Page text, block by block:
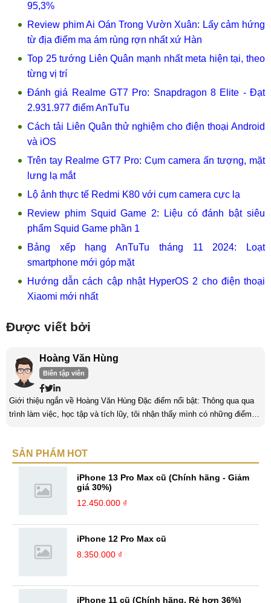
95,3%
Review phim Ai Oán Trong Vườn Xuân: Lấy cảm hứng
từ địa điểm ma ám rùng rợn nhất xứ Hàn
Top 25 tướng Liên Quân mạnh nhất meta hiện tại, theo
từng vị trí
Đánh giá Realme GT7 Pro: Snapdragon 8 Elite - Đạt
2.931.977 điểm AnTuTu
Cách tải Liên Quân thử nghiệm cho điện thoại Android
và iOS
Trên tay Realme GT7 Pro: Cụm camera ấn tượng, mặt
lưng lạ mắt
Lộ ảnh thực tế Redmi K80 với cụm camera cực lạ
Review phim Squid Game 2: Liệu có đánh bật siêu
phẩm Squid Game phần 1
Bảng xếp hạng AnTuTu tháng 11 2024: Loạt
smartphone mới góp mặt
Hướng dẫn cách cập nhật HyperOS 2 cho điện thoại
Xiaomi mới nhất
Được viết bởi
Hoàng Văn Hùng
Biên tập viên
Giới thiệu ngắn về Hoàng Văn Hùng Đặc điểm nổi bật: Thông qua qua
trình làm việc, học tập và tích lũy, tôi nhận thấy mình có những điểm
năng làm việc độc lập, làm việc nhóm tốt. Yêu thích chạy bộ, nghe
SẢN PHẨM HOT
iPhone 13 Pro Max cũ (Chính hãng - Giảm
giá 30%)
12.450.000 ₫
iPhone 12 Pro Max cũ
8.350.000 ₫
iPhone 11 cũ (Chính hãng, Rẻ hơn 36%)